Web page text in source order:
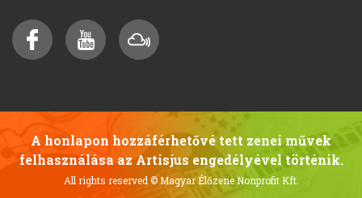
A honlapon hozzáférhetővé tett zenei művek
felhasználása az Artisjus engedélyével történik.
All rights reserved© Magyar Élőzene Nonprofit Kft.